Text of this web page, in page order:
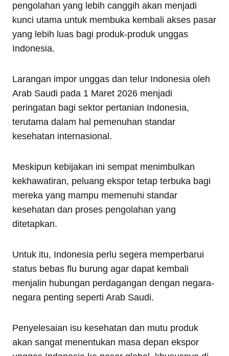
pengolahan yang lebih canggih akan menjadi
kunci utama untuk membuka kembali akses pasar
yang lebih luas bagi produk-produk unggas
Indonesia.
Larangan impor unggas dan telur Indonesia oleh
Arab Saudi pada 1 Maret 2026 menjadi
peringatan bagi sektor pertanian Indonesia,
terutama dalam hal pemenuhan standar
kesehatan internasional.
Meskipun kebijakan ini sempat menimbulkan
kekhawatiran, peluang ekspor tetap terbuka bagi
mereka yang mampu memenuhi standar
kesehatan dan proses pengolahan yang
ditetapkan.
Untuk itu, Indonesia perlu segera memperbarui
status bebas flu burung agar dapat kembali
menjalin hubungan perdagangan dengan negara-
negara penting seperti Arab Saudi.
Penyelesaian isu kesehatan dan mutu produk
akan sangat menentukan masa depan ekspor